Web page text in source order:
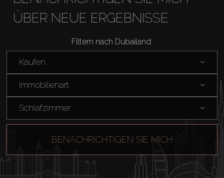
ÜBER NEUE ERGEBNISSE
Filtern nach Dubailand:
Kaufen
Immobilienart
Schlafzimmer
BENACHRICHTIGEN SIE MICH